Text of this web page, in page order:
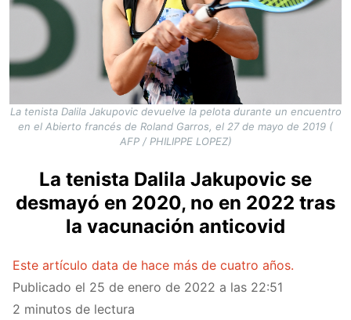
La tenista Dalila Jakupovic devuelve la pelota durante un encuentro
en el Abierto francés de Roland Garros, el 27 de mayo de 2019 (
AFP / PHILIPPE LOPEZ)
La tenista Dalila Jakupovic se
desmayó en 2020, no en 2022 tras
la vacunación anticovid
Este artículo data de hace más de cuatro años.
Publicado el 25 de enero de 2022 a las 22:51
2 minutos de lectura